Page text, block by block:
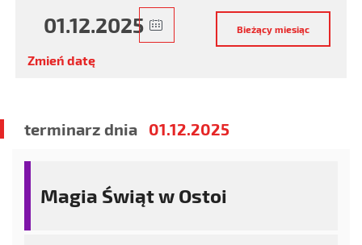
Zmień datę
terminarz dnia 01.12.2025
Magia Świąt w Ostoi